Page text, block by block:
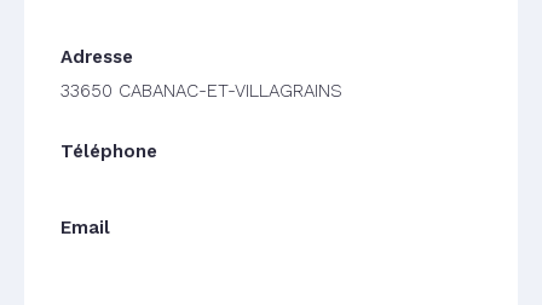
33650 CABANAC-ET-VILLAGRAINS